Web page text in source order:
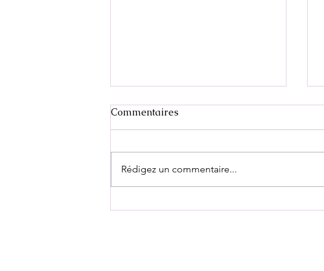
C'est l'hiver, on bouge !
Commentaires
Rédigez un commentaire...